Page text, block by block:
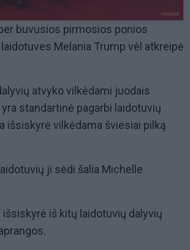
buvusios pirmosios ponios
Melania Trump vėl atkreipė
atvyko vilkėdami juodais
standartinė pagarbi laidotuvių
išsiskyrė vilkėdama šviesiai pilką
ji sėdi šalia Michelle
iš kitų laidotuvių dalyvių